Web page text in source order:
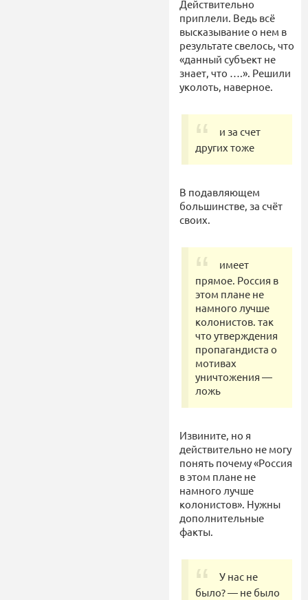
Действительно
приплели. Ведь всё
высказывание о нем в
результате свелось, что
«данный субъект не
знает, что ….». Решили
уколоть, наверное.
и за счет
других тоже
В подавляющем
большинстве, за счёт
своих.
имеет
прямое. Россия в
этом плане не
намного лучше
колонистов. так
что утверждения
пропагандиста о
мотивах
уничтожения —
ложь
Извините, но я
действительно не могу
понять почему «Россия
в этом плане не
намного лучше
колонистов». Нужны
дополнительные
факты.
У нас не
было? — не было